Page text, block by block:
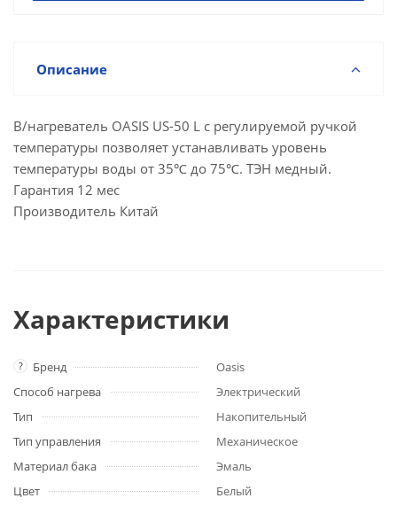
Описание
В/нагреватель OASIS US-50 L с регулируемой ручкой
температуры позволяет устанавливать уровень
температуры воды от 35℃ до 75℃. ТЭН медный.
Гарантия 12 мес
Производитель Китай
Характеристики
? Бренд
Oasis
Способ нагрева
Электрический
Тип
Накопительный
Тип управления
Механическое
Материал бака
Эмаль
Цвет
Белый